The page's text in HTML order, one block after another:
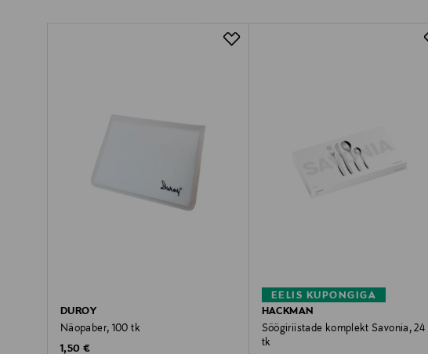
DUROY
Näopaber, 100 tk
Original Price
1,50 €
EELIS KUPONGIGA
HACKMAN
Söögiriistade komplekt Savonia, 24
tk